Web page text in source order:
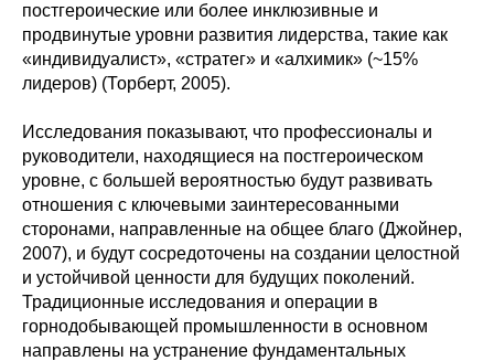
постгероические или более инклюзивные и
продвинутые уровни развития лидерства, такие как
«индивидуалист», «стратег» и «алхимик» (~15%
лидеров) (Торберт, 2005).
Исследования показывают, что профессионалы и
руководители, находящиеся на постгероическом
уровне, с большей вероятностью будут развивать
отношения с ключевыми заинтересованными
сторонами, направленные на общее благо (Джойнер,
2007), и будут сосредоточены на создании целостной
и устойчивой ценности для будущих поколений.
Традиционные исследования и операции в
горнодобывающей промышленности в основном
направлены на устранение фундаментальных